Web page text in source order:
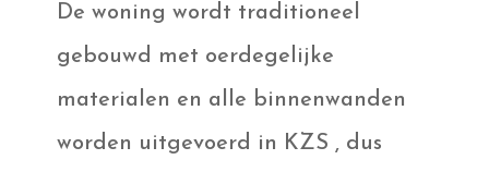
De woning wordt traditioneel
gebouwd met oerdegelijke
materialen en alle binnenwanden
worden uitgevoerd in KZS , dus